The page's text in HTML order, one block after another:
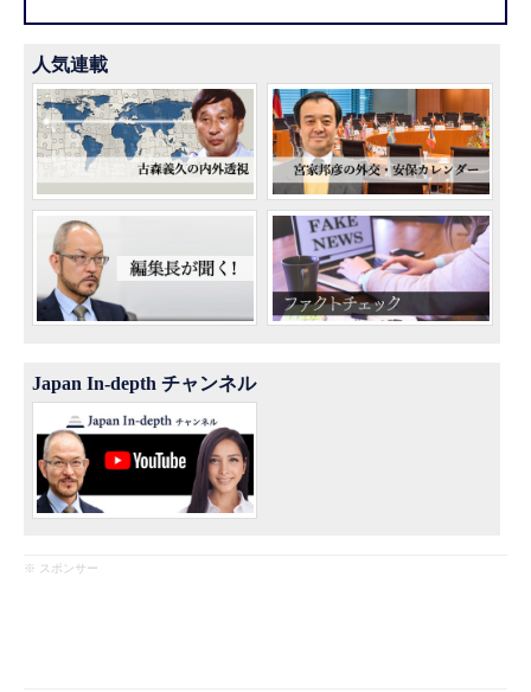
人気連載
Japan In-depth チャンネル
※ スポンサー